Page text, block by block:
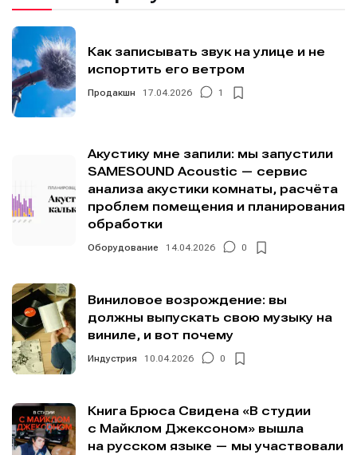
Как записывать звук на улице и не
испортить его ветром
Продакшн 17.04.2026 1
Акустику мне запили: мы запустили
SAMESOUND Acoustic — сервис
анализа акустики комнаты, расчёта
проблем помещения и планирования
обработки
Оборудование 14.04.2026 0
Виниловое возрождение: вы
должны выпускать свою музыку на
виниле, и вот почему
Индустрия 10.04.2026 0
Книга Брюса Свидена «В студии
с Майклом Джексоном» вышла
на русском языке — мы участвовали